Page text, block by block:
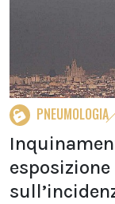
PNEUMOLOGIA